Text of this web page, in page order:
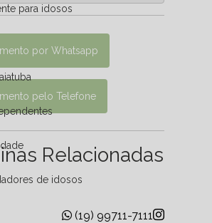
para idosos
de idosos
(19) 99711-7111
por Whatsapp
pelo Telefone
Relacionadas